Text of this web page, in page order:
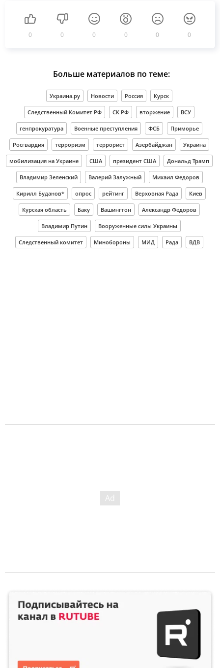
0 0 0 0 0 0
Больше материалов по теме:
Украина.ру Новости Россия Курск
Следственный Комитет РФ СК РФ вторжение ВСУ
генпрокуратура Военные преступления ФСБ Приморье
Росгвардия терроризм террорист Азербайджан Украина
мобилизация на Украине США президент США Дональд Трамп
Владимир Зеленский Валерий Залужный Михаил Федоров
Кирилл Буданов* опрос рейтинг Верховная Рада Киев
Курская область Баку Вашингтон Александр Федоров
Владимир Путин Вооруженные силы Украины
Следственный комитет Минобороны МИД Рада ВДВ